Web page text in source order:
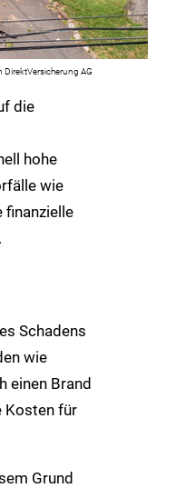
DirektVersicherung AG
die
hohe
wie
finanzielle
Schadens
wie
einen Brand
Kosten für
Grund